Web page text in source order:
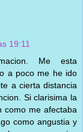
19:11
Me esta
a poco me he ido
a cierta distancia
Si clarisima la
como me afectaba
como angustia y